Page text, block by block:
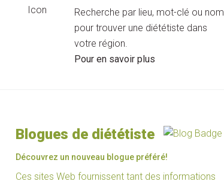
Recherche par lieu, mot-clé ou nom
pour trouver une diététiste dans
votre région.
Pour en savoir plus
Blogues de diététiste
Découvrez un nouveau blogue préféré!
Ces sites Web fournissent tant des informations